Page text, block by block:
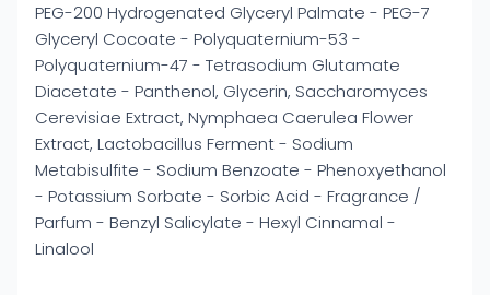
PEG-200 Hydrogenated Glyceryl Palmate - PEG-7
Glyceryl Cocoate - Polyquaternium-53 -
Polyquaternium-47 - Tetrasodium Glutamate
Diacetate - Panthenol, Glycerin, Saccharomyces
Cerevisiae Extract, Nymphaea Caerulea Flower
Extract, Lactobacillus Ferment - Sodium
Metabisulfite - Sodium Benzoate - Phenoxyethanol
- Potassium Sorbate - Sorbic Acid - Fragrance /
Parfum - Benzyl Salicylate - Hexyl Cinnamal -
Linalool